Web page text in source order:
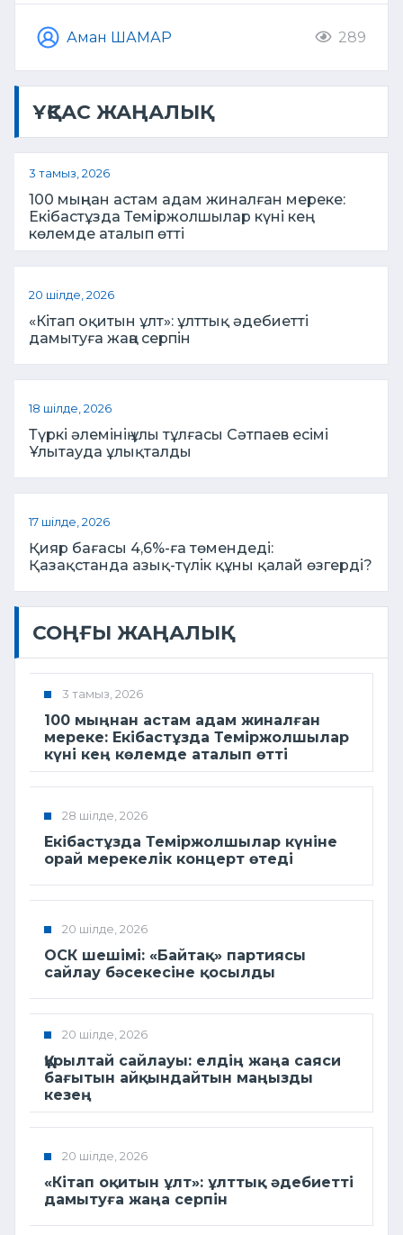
Аман ШАМАР 289
ҰҚСАС ЖАҢАЛЫҚ
3 тамыз, 2026
100 мыңнан астам адам жиналған мереке:
Екібастұзда Теміржолшылар күні кең
көлемде аталып өтті
20 шілде, 2026
«Кітап оқитын ұлт»: ұлттық әдебиетті
дамытуға жаңа серпін
18 шілде, 2026
Түркі әлемінің ұлы тұлғасы Сәтпаев есімі
Ұлытауда ұлықталды
17 шілде, 2026
Қияр бағасы 4,6%-ға төмендеді:
Қазақстанда азық-түлік құны қалай өзгерді?
СОҢҒЫ ЖАҢАЛЫҚ
3 тамыз, 2026
100 мыңнан астам адам жиналған
мереке: Екібастұзда Теміржолшылар
күні кең көлемде аталып өтті
28 шілде, 2026
Екібастұзда Теміржолшылар күніне
орай мерекелік концерт өтеді
20 шілде, 2026
ОСК шешімі: «Байтақ» партиясы
сайлау бәсекесіне қосылды
20 шілде, 2026
Құрылтай сайлауы: елдің жаңа саяси
бағытын айқындайтын маңызды
кезең
20 шілде, 2026
«Кітап оқитын ұлт»: ұлттық әдебиетті
дамытуға жаңа серпін